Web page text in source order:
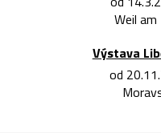
Weil am
Výstava
od